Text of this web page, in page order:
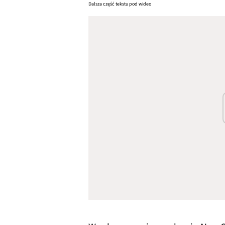
Dalsza część tekstu pod wideo